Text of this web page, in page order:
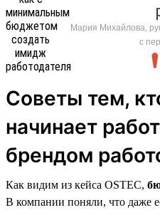
Мария Михайлова,
с
Советы тем,
начинает
брендом
Как видим из кейса OSTEC,
В компании поняли, что даже